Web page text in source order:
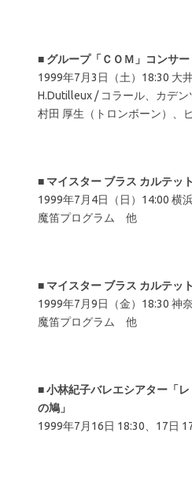
■ グループ「ＣＯＭ」コンサー
1999年7月3日（土）18:30 大
H.Dutilleux / コラール、カデ
村田 厚生（トロンボーン）、
■ マイスター ブラス カルテッ
1999年7月4日（日）14:00 横
魔笛プログラム 他
■ マイスター ブラス カルテッ
1999年7月9日（金）18:30 神
魔笛プログラム 他
■小林紀子バレエシアター「
の鳩」
1999年7月16日 18:30、17日